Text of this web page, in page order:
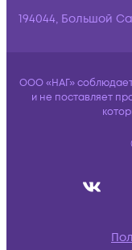
194044, Большой
ООО «НАГ»
и не поставляет